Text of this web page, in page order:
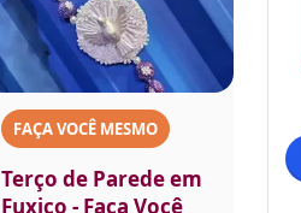
FAÇA VOCÊ MESMO
Terço de Parede em
Fuxico - Faça Você